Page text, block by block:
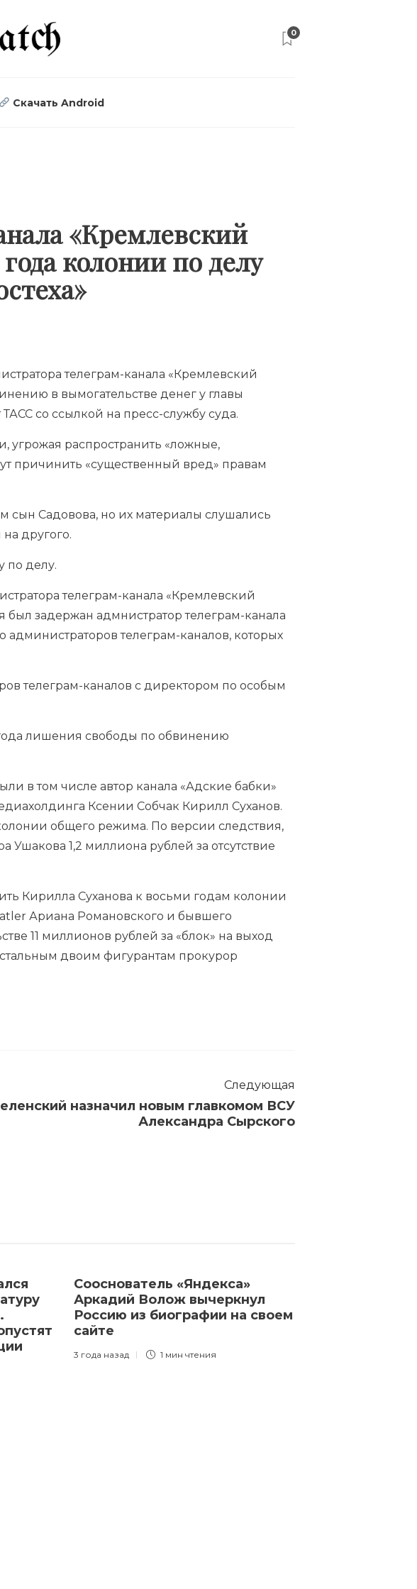
0
Скачать Android
«Кремлевский
колонии по делу
телеграм-канала «Кремлевский
в вымогательстве денег у главы
ТАСС со ссылкой на пресс-службу суда.
угрожая распространить «ложные,
причинить «существенный вред» правам
сын Садовова, но их материалы слушались
другого.
по делу.
телеграм-канала «Кремлевский
задержан адмнистратор телеграм-канала
телеграм-каналов, которых
телеграм-каналов с директором по особым
лишения свободы по обвинению
в том числе автор канала «Адские бабки»
Ксении Собчак Кирилл Суханов.
общего режима. По версии следствия,
1,2 миллиона рублей за отсутствие
Кирилла Суханова к восьми годам колонии
Ариана Романовского и бывшего
11 миллионов рублей за «блок» на выход
двоим фигурантам прокурор
Следующая
назначил новым главкомом ВСУ
Александра Сырского
Сооснователь «Яндекса»
Аркадий Волож вычеркнул
Россию из биографии на своем
сайте
3 года назад 1 мин чтения